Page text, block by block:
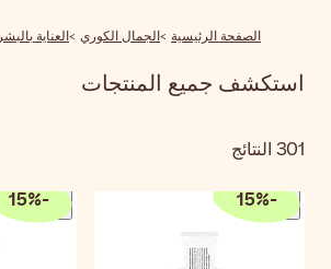
بالبشرة الكورية مرطب كوري
15%